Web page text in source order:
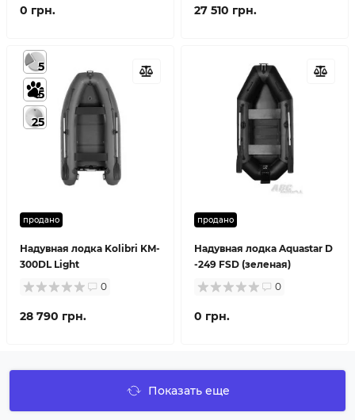
0 грн. 27 510 грн.
продано
Надувная лодка Kolibri KM-
300DL Light
5
5
25
0
28 790 грн.
продано
Надувная лодка Aquastar D
-249 FSD (зеленая)
0
0 грн.
Показать еще